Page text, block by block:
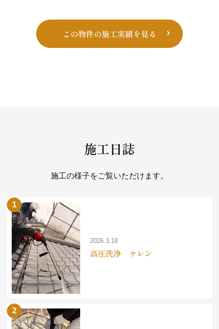
この物件の施工実績を見る
施工日誌
施工の様子をご覧いただけます。
2026.3.18
高圧洗浄 ケレン